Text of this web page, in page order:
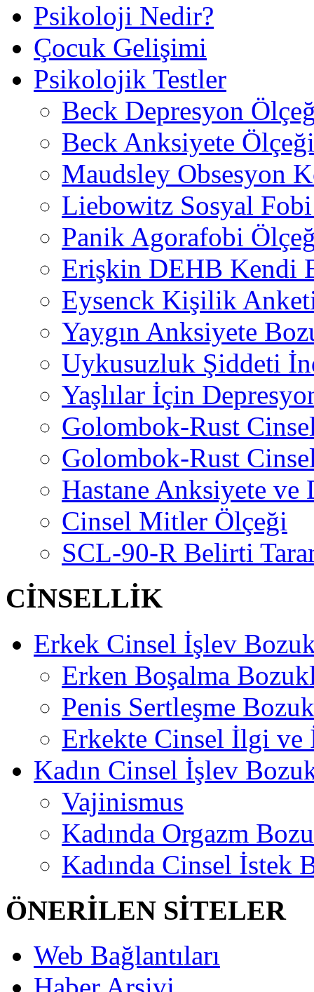
Psikoloji Nedir?
Çocuk Gelişimi
Psikolojik Testler
Beck Depresyon
Beck Anksiyete Ölçeği
Maudsley Obsesyon
Liebowitz Sosyal
Panik Agorafobi
Erişkin DEHB Kendi
Eysenck Kişilik
Yaygın Anksiyete
Uykusuzluk Şiddeti
Yaşlılar İçin
Golombok-Rust
Golombok-Rust
Hastane Anksiyete ve
Cinsel Mitler Ölçeği
SCL-90-R Belirti
CİNSELLİK
Erkek Cinsel İşlev
Erken Boşalma
Penis Sertleşme
Erkekte Cinsel İlgi ve
Kadın Cinsel İşlev
Vajinismus
Kadında Orgazm
Kadında Cinsel İstek
ÖNERİLEN SİTELER
Web Bağlantıları